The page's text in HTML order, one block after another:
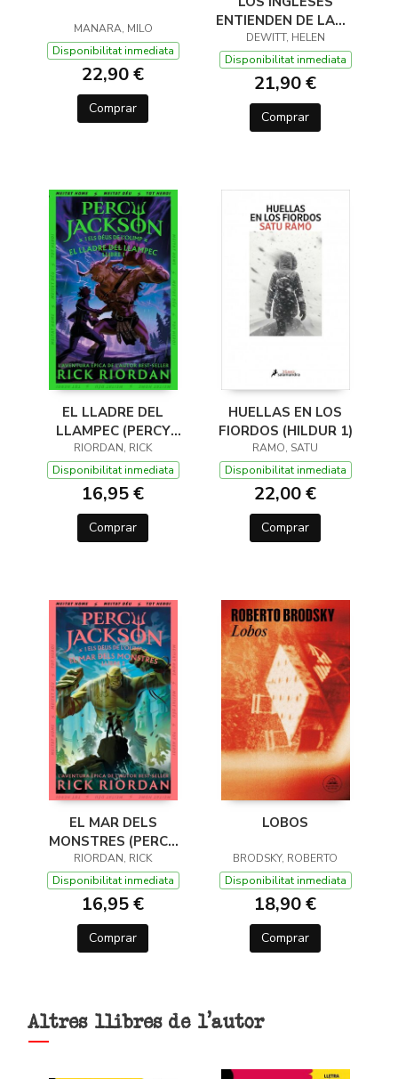
MANARA, MILO
Disponibilitat inmediata
22,90 €
Comprar
ENTIENDEN DE LANA
(Y OTROS TRUCOS)
DEWITT, HELEN
Disponibilitat inmediata
21,90 €
Comprar
EL LLADRE DEL
LLAMPEC (PERCY
JACKSON I ELS DÉUS
DE L'OLIMP 1)
RIORDAN, RICK
Disponibilitat inmediata
16,95 €
Comprar
HUELLAS EN LOS
FIORDOS (HILDUR 1)
RAMO, SATU
Disponibilitat inmediata
22,00 €
Comprar
EL MAR DELS
MONSTRES (PERCY
JACKSON I ELS DÉUS
DE L'OLIMP 2)
RIORDAN, RICK
Disponibilitat inmediata
16,95 €
Comprar
LOBOS
BRODSKY, ROBERTO
Disponibilitat inmediata
18,90 €
Comprar
Altres llibres de l'autor